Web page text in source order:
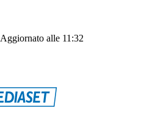
Aggiornato alle 11:32